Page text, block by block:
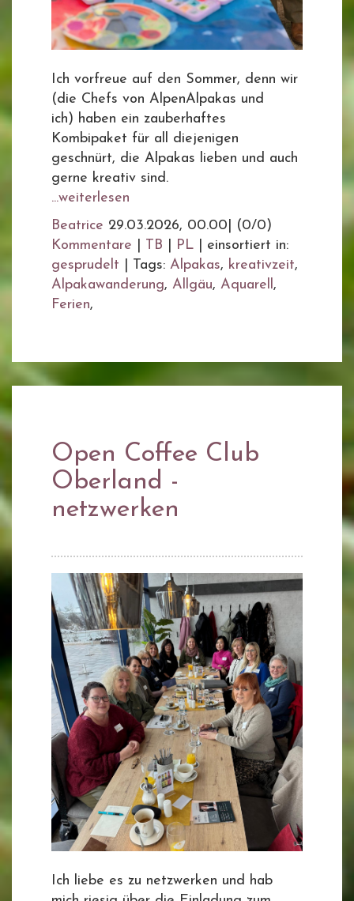
Ich vorfreue auf den Sommer, denn wir
(die Chefs von AlpenAlpakas und
ich) haben ein zauberhaftes
Kombipaket für all diejenigen
geschnürt, die Alpakas lieben und auch
gerne kreativ sind.
...weiterlesen
Beatrice 29.03.2026, 00.00
(0/0)
Kommentare
TB PL
einsortiert in:
gesprudelt
Tags: Alpakas, kreativzeit,
Alpakawanderung, Allgäu, Aquarell,
Ferien,
Open Coffee Club
Oberland -
netzwerken
Ich liebe es zu netzwerken und hab